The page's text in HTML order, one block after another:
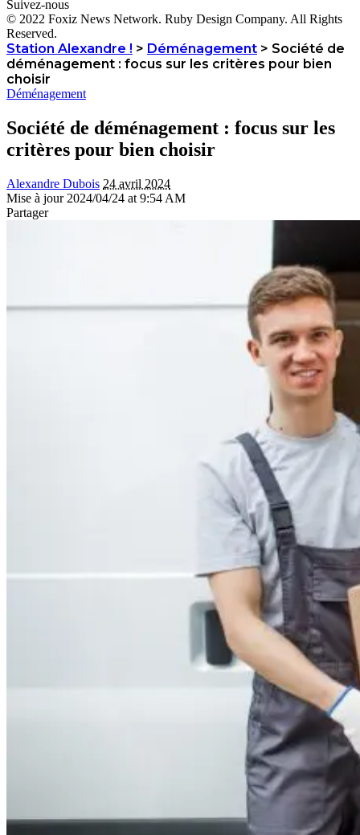
Suivez-nous
© 2022 Foxiz News Network. Ruby Design Company. All Rights
Reserved.
Station Alexandre ! > Déménagement > Société de
déménagement : focus sur les critères pour bien
choisir
Déménagement
Société de déménagement : focus sur les
critères pour bien choisir
Alexandre Dubois 24 avril 2024
Mise à jour 2024/04/24 at 9:54 AM
Partager